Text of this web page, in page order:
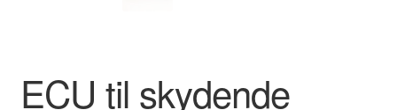
ECU til skydende